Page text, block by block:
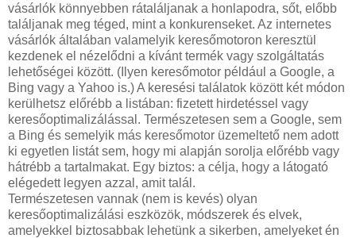
vásárlók könnyebben rátaláljanak a honlapodra, sőt, előbb
találjanak meg téged, mint a konkurenseket. Az internetes
vásárlók általában valamelyik keresőmotoron keresztül
kezdenek el nézelődni a kívánt termék vagy szolgáltatás
lehetőségei között. (Ilyen keresőmotor például a Google, a
Bing vagy a Yahoo is.) A keresési találatok között két módon
kerülhetsz előrébb a listában: fizetett hirdetéssel vagy
keresőoptimalizálással. Természetesen sem a Google, sem
a Bing és semelyik más keresőmotor üzemeltető nem adott
ki egyetlen listát sem, hogy mi alapján sorolja előrébb vagy
hátrébb a tartalmakat. Egy biztos: a célja, hogy a látogató
elégedett legyen azzal, amit talál.
Természetesen vannak (nem is kevés) olyan
keresőoptimalizálási eszközök, módszerek és elvek,
amelyekkel biztosabbak lehetünk a sikerben, amelyeket én